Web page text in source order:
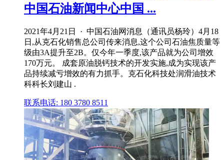
中国石油新闻中心中国 ...
2021年4月21日 · 中国石油网消息（通讯员杨玲）4月18
日,从克石化销售总公司传来消息,这个公司石油焦质量等
级由3A提升至2B。仅今年一季度,该产品就为公司增效
170万元。 成套原油脱钙技术的开发实施,成为实现该产
品持续减亏增效的有力抓手。克石化科技处润滑油技术
科科长刘建山 .
联系电话: 180 3780 8511